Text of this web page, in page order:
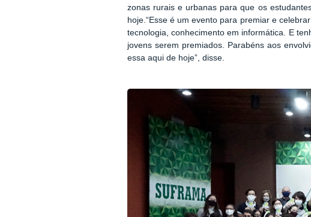
zonas rurais e urbanas para que os
hoje.“Esse é um evento para premiar e cele
tecnologia, conhecimento em informática. E
jovens serem premiados. Parabéns aos
essa aqui de hoje”, disse.